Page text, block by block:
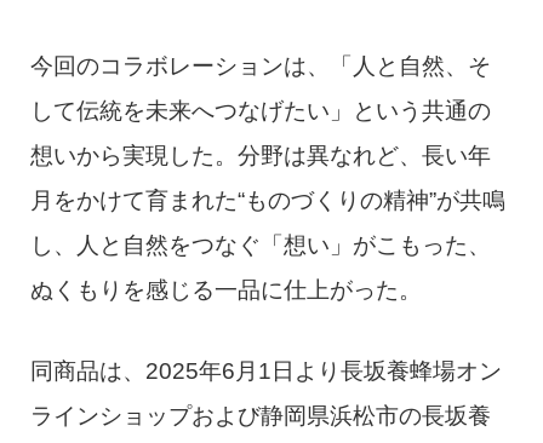
今回のコラボレーションは、「人と自然、そ
して伝統を未来へつなげたい」という共通の
想いから実現した。分野は異なれど、長い年
月をかけて育まれた“ものづくりの精神”が共鳴
し、人と自然をつなぐ「想い」がこもった、
ぬくもりを感じる一品に仕上がった。
同商品は、2025年6月1日より長坂養蜂場オン
ラインショップおよび静岡県浜松市の長坂養